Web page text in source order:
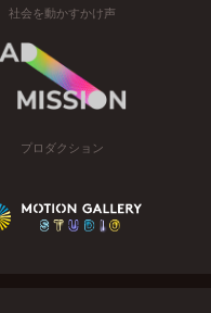
社会を動かすかけ声
プロダクション